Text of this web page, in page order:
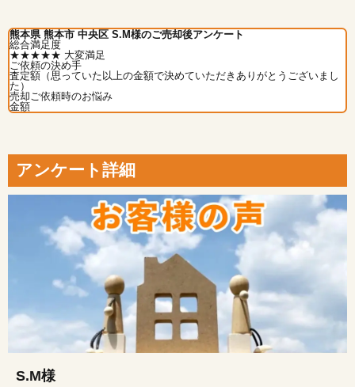
熊本県 熊本市 中央区 S.M様のご売却後アンケート
総合満足度
★★★★★ 大変満足
ご依頼の決め手
査定額（思っていた以上の金額で決めていただきありがとうございまし
た）
売却ご依頼時のお悩み
金額
アンケート詳細
S.M様